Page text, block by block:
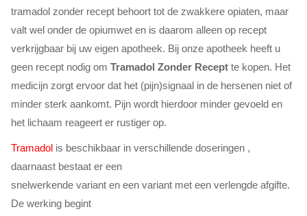
tramadol zonder recept behoort tot de zwakkere opiaten, maar
valt wel onder de opiumwet en is daarom alleen op recept
verkrijgbaar bij uw eigen apotheek. Bij onze apotheek heeft u
geen recept nodig om Tramadol Zonder Recept te kopen. Het
medicijn zorgt ervoor dat het (pijn)signaal in de hersenen niet of
minder sterk aankomt. Pijn wordt hierdoor minder gevoeld en
het lichaam reageert er rustiger op.
Tramadol is beschikbaar in verschillende doseringen ,
daarnaast bestaat er een
snelwerkende variant en een variant met een verlengde afgifte.
De werking begint